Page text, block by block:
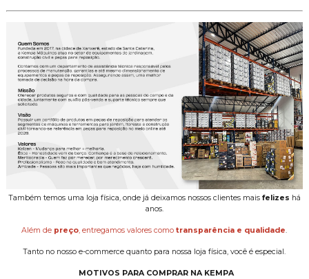
Também temos uma loja física, onde já deixamos nossos clientes mais felizes há
anos.
Além de preço, entregamos valores comotransparência e qualidade.
Tanto no nosso e-commerce quanto para nossa loja física, você é especial.
MOTIVOS PARA COMPRAR NA KEMPA